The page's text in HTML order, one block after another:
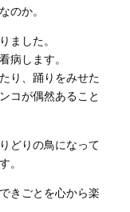
のか。
ました。
病します。
り、踊りをみせた
コが偶然あること
どりの鳥になって
。
きごとを心から楽